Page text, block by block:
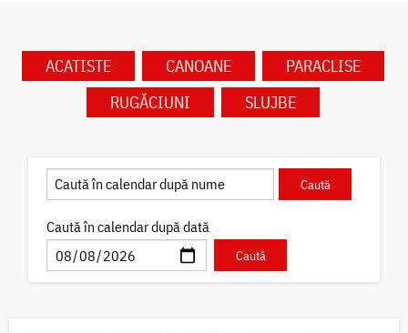
ACATISTE CANOANE
PARACLISE
RUGĂCIUNI
SLUJBE
Caută în calendar după dată